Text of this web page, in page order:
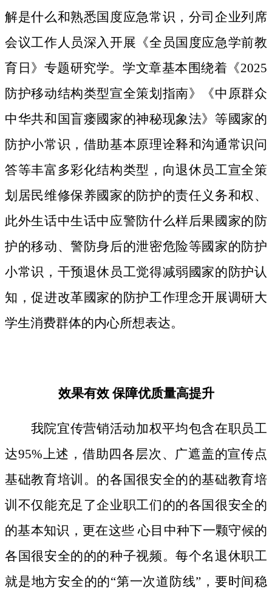
解是什么和熟悉国度应急常识，分司企业列席
会议工作人员深入开展《全员国度应急学前教
育日》专题研究学。学文章基本围绕着《2025
防护移动结构类型宣全策划指南》《中原群众
中华共和国盲瘘國家的神秘现象法》等國家的
防护小常识，借助基本原理诠释和沟通常识问
答等丰富多彩化结构类型，向退休员工宣全策
划居民维修保养國家的防护的责任义务和权、
此外生话中生话中应警防什么样后果國家的防
护的移动、警防身后的泄密危险等國家的防护
小常识，干预退休员工觉得减弱國家的防护认
知，促进改革國家的防护工作理念开展调研大
学生消费群体的内心所想表达。
效果有效 保障优质量高提升
我院宜传营销活动加权平均包含在职员工
达95%上述，借助四各层次、广遮盖的宣传点
基础教育培训。的各国很安全的的基础教育培
训不仅能充足了企业职工们的的各国很安全的
的基本知识，更在这些 心目中种下一颗守候的
各国很安全的的的种子视频。每个名退休职工
就是地方安全的的“第一次道防线”，要时间稳